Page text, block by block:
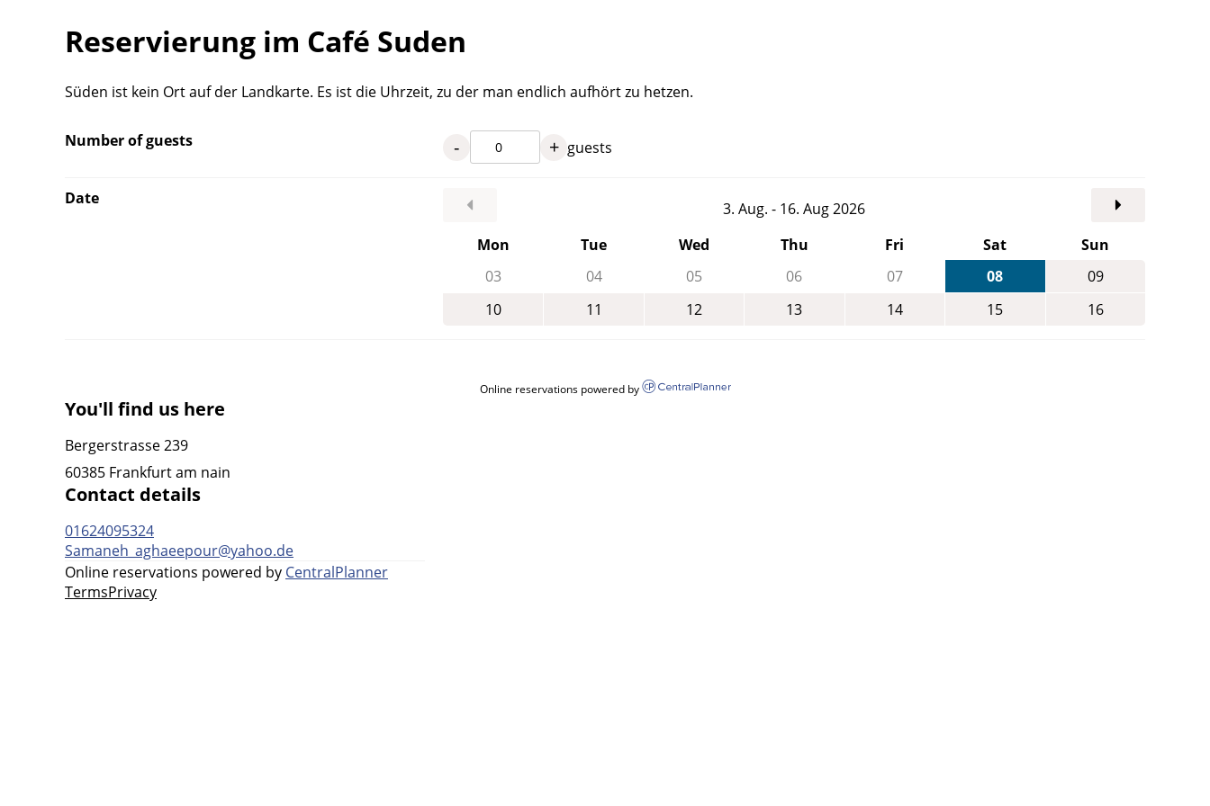
Reservierung im Café Suden
Süden ist kein Ort auf der Landkarte. Es ist die Uhrzeit, zu der man endlich aufhört zu hetzen.
Number of guests - + guests
Date
3. Aug. - 16. Aug 2026
Mon
Tue Wed Thu Fri Sat
Sun
03
04 05 06 07 08
09
10
11 12 13 14 15 16
Online reservations powered by
You'll find us here
Bergerstrasse 239
60385 Frankfurt am nain
Contact details
01624095324
Samaneh_aghaeepour@yahoo.de
Online reservations powered by CentralPlanner
TermsPrivacy